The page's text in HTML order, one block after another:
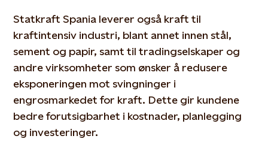
Statkraft Spania leverer også kraft til
kraftintensiv industri, blant annet innen stål,
sement og papir, samt til tradingselskaper og
andre virksomheter som ønsker å redusere
eksponeringen mot svingninger i
engrosmarkedet for kraft. Dette gir kundene
bedre forutsigbarhet i kostnader, planlegging
og investeringer.